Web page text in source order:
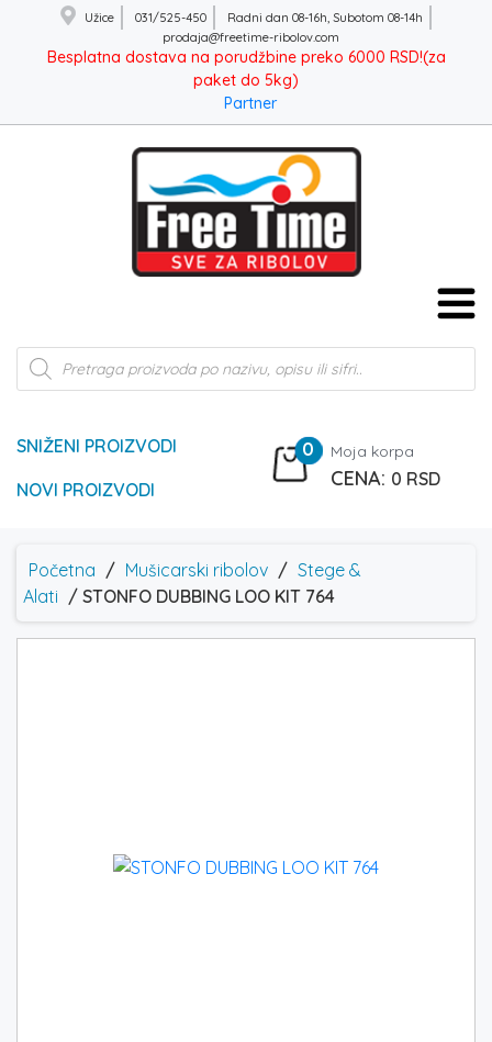
Užice 031/525-450
Radni dan 08-16h, Subotom 08-14h
prodaja@freetime-ribolov.com
Besplatna dostava na porudžbine preko 6000 RSD!(za
paket do 5kg)
Partner
Products
search
SNIŽENI PROIZVODI
NOVI PROIZVODI
0 Moja korpa
0 RSD
Početna / Mušicarski ribolov / Stege &
Alati / STONFO DUBBING LOO KIT 764